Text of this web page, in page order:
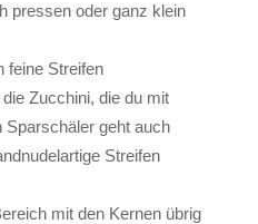
pressen oder ganz klein
feine Streifen
Zucchini, die du mit
Sparschäler geht auch
Streifen
mit den Kernen übrig